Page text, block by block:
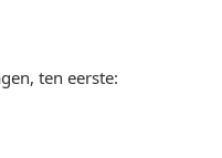
ten eerste: